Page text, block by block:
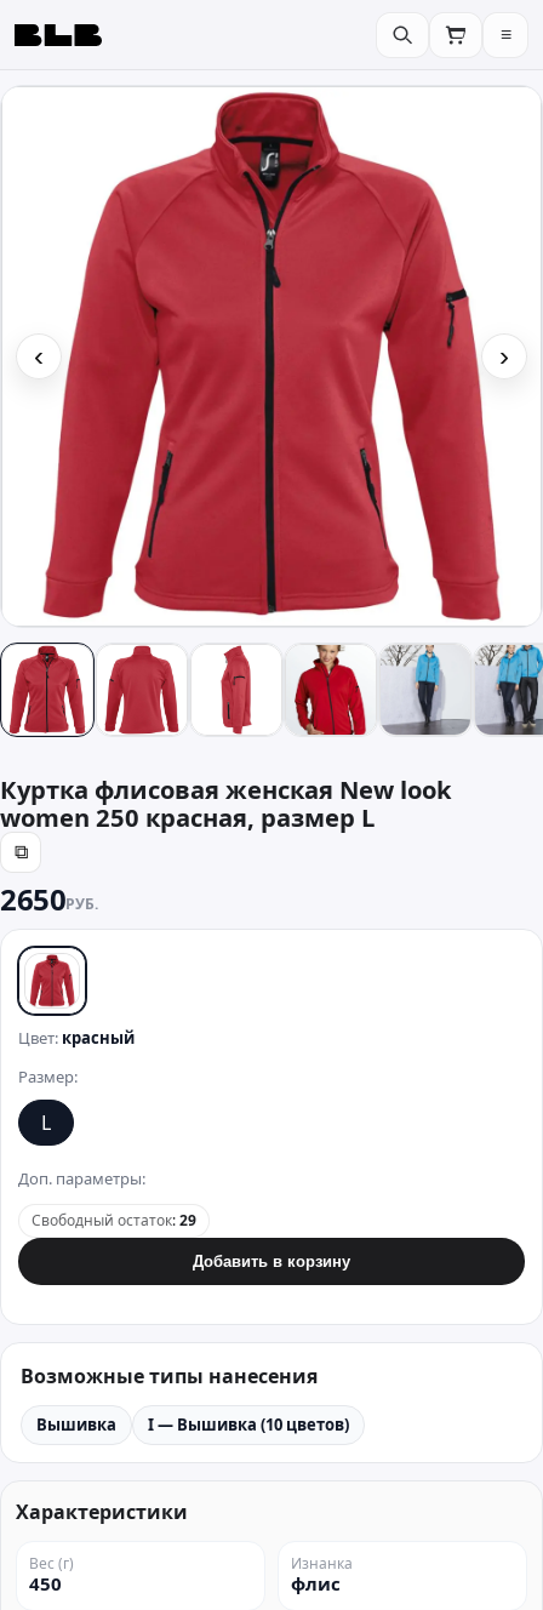
BLB ≡
‹ ›
Куртка флисовая женская New look
women 250 красная, размер L
⧉
2650РУБ.
красный
Цвет: красный
Размер:
L
Доп. параметры:
Свободный остаток:29
Добавить в корзину
Возможные типы нанесения
Вышивка I — Вышивка (10 цветов)
Характеристики
Вес (г)
450
Изнанка
флис